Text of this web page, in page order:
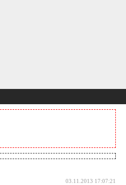
03.11.2013 17:07:21